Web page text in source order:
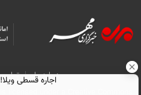
درباره ما تماس
licensed under a Creative Commons